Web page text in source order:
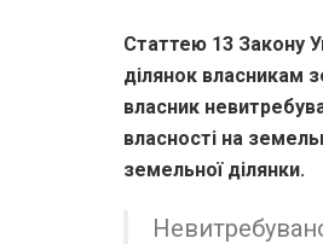
Статтею 13 Закону
ділянок власникам
власник
власності на
земельної ділянки.